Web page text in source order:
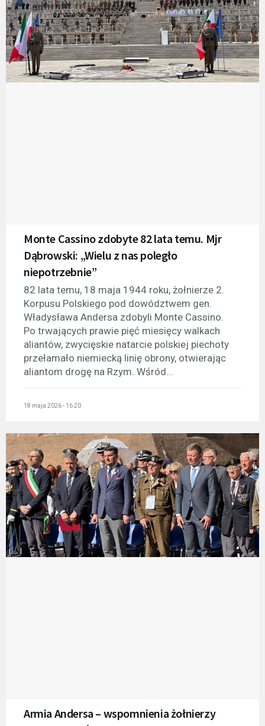
Monte Cassino zdobyte 82 lata temu. Mjr
Dąbrowski: „Wielu z nas poległo
niepotrzebnie”
82 lata temu, 18 maja 1944 roku, żołnierze 2.
Korpusu Polskiego pod dowództwem gen.
Władysława Andersa zdobyli Monte Cassino.
Po trwających prawie pięć miesięcy walkach
aliantów, zwycięskie natarcie polskiej piechoty
przełamało niemiecką linię obrony, otwierając
aliantom drogę na Rzym. Wśród...
18 maja 2026 - 16:20
Armia Andersa – wspomnienia żołnierzy